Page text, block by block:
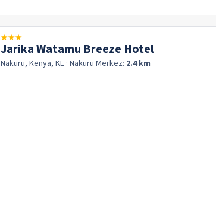
Jarika Watamu Breeze Hotel
Nakuru, Kenya, KE · Nakuru Merkez: 2.4 km